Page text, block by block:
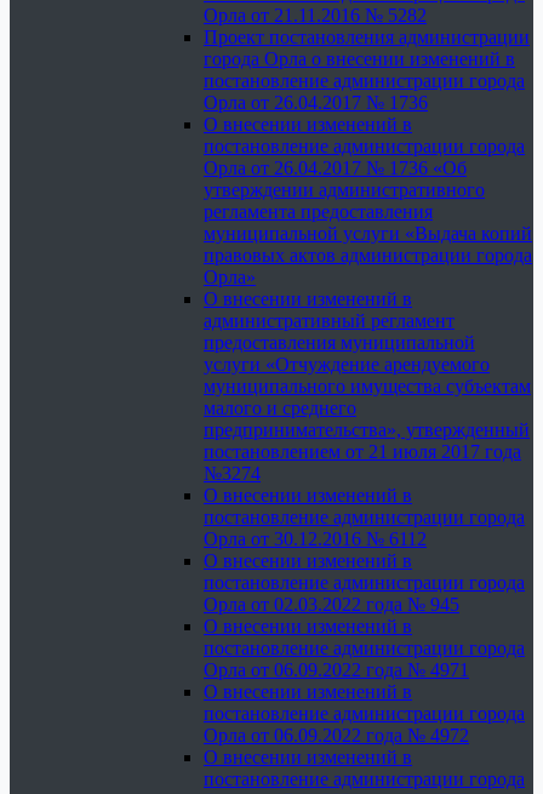
Орла от 21.11.2016 № 5282
Проект постановления администрации
города Орла о внесении изменений в
постановление администрации города
Орла от 26.04.2017 № 1736
О внесении изменений в
постановление администрации города
Орла от 26.04.2017 № 1736 «Об
утверждении административного
регламента предоставления
муниципальной услуги «Выдача копий
правовых актов администрации города
Орла»
О внесении изменений в
административный регламент
предоставления муниципальной
услуги «Отчуждение арендуемого
муниципального имущества субъектам
малого и среднего
предпринимательства», утвержденный
постановлением от 21 июля 2017 года
№3274
О внесении изменений в
постановление администрации города
Орла от 30.12.2016 № 6112
О внесении изменений в
постановление администрации города
Орла от 02.03.2022 года № 945
О внесении изменений в
постановление администрации города
Орла от 06.09.2022 года № 4971
О внесении изменений в
постановление администрации города
Орла от 06.09.2022 года № 4972
О внесении изменений в
постановление администрации города